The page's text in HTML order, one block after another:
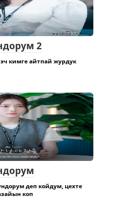
2
кимге айтпай журдук
деп койдум, цехте
коп